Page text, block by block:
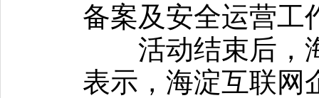
备案及安全运营工
活动结束后，
表示，海淀互联网